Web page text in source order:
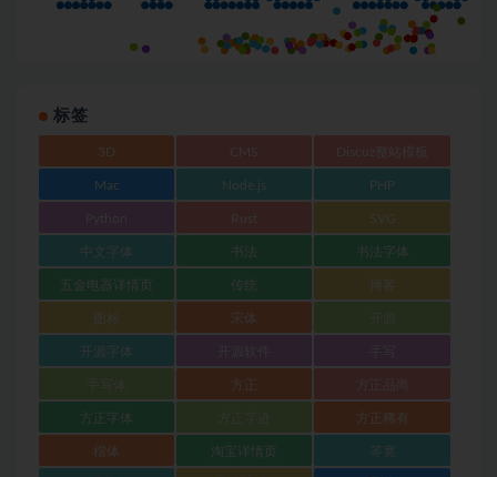
标签
3D
Mac Node.js PHP
SVG
中文字体 书法 书法字体
五金电器详情页 传统 博客
图标 宋体
开源字体
方正
方正字体 方正稀有
楷体 淘宝详情页 等宽